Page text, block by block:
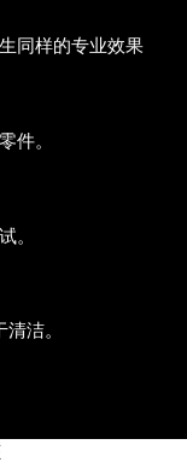
同样的专业效果
件。
。
洁。